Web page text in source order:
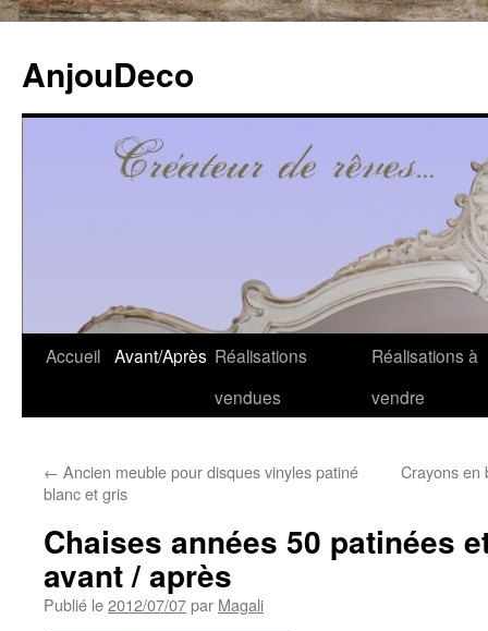
contenu
AnjouDeco
Accueil Avant/Après Réalisations
vendues
Réalisations à
vendre
← Ancien meuble pour disques vinyles patiné
blanc et gris
Crayons en
Chaises années 50 patinées
avant / après
Publié le2012/07/07par Magali